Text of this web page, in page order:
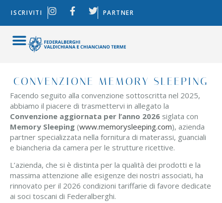
ISCRIVITI PARTNER
CONVENZIONE MEMORY SLEEPING
Facendo seguito alla convenzione sottoscritta nel 2025,
abbiamo il piacere di trasmettervi in allegato la
Convenzione aggiornata per l’anno 2026 siglata con
Memory Sleeping (www.memorysleeping.com), azienda
partner specializzata nella fornitura di materassi, guanciali
e biancheria da camera per le strutture ricettive.
L’azienda, che si è distinta per la qualità dei prodotti e la
massima attenzione alle esigenze dei nostri associati, ha
rinnovato per il 2026 condizioni tariffarie di favore dedicate
ai soci toscani di Federalberghi.